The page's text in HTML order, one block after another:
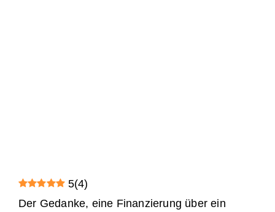
5(4)
Der Gedanke, eine Finanzierung über ein